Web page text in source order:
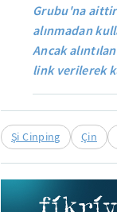
Grubu'na
alınmadan
Ancak
link verilerek
Şi Cinping Çin